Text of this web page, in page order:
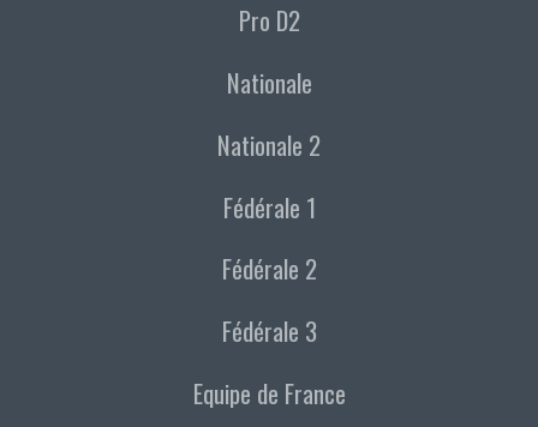
Pro D2
Nationale
Nationale 2
Fédérale 1
Fédérale 2
Fédérale 3
Equipe de France